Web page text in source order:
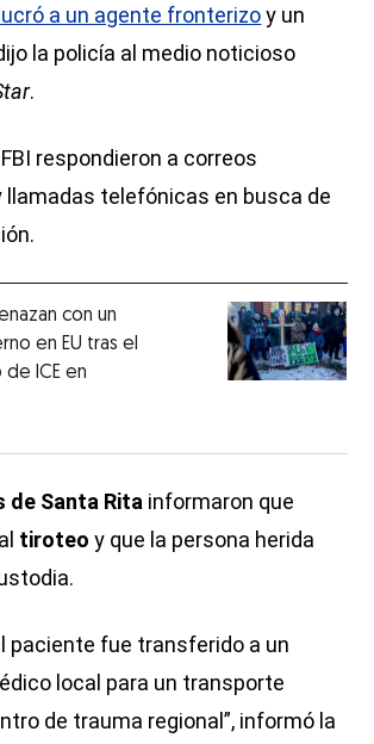
a un agente fronterizoy un
la policía al medio noticioso
.
respondieron a correos
telefónicas en busca de
con un
en EU tras el
ICE en
de Santa Rita informaron que
tiroteoy que la persona herida
paciente fue transferido a un
local para un transporte
de trauma regional”, informó la